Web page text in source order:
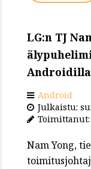
LG:n TJ
Androidilla
Android
Julkaistu:
Toimittanut:
Nam Yong,